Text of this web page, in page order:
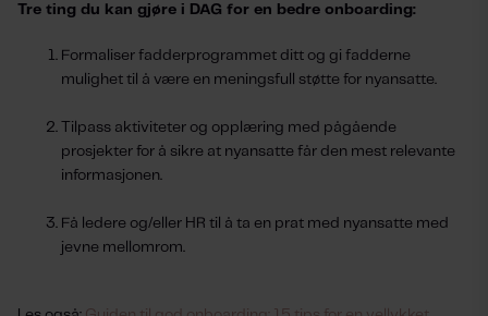
Tre ting du kan gjøre i DAG for en bedre onboarding:
Formaliser fadderprogrammet ditt og gi fadderne
mulighet til å være en meningsfull støtte for nyansatte.
Tilpass aktiviteter og opplæring med pågående
prosjekter for å sikre at nyansatte får den mest relevante
informasjonen.
Få ledere og/eller HR til å ta en prat med nyansatte med
jevne mellomrom.